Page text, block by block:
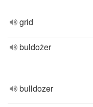
grid
buldożer
bulldozer